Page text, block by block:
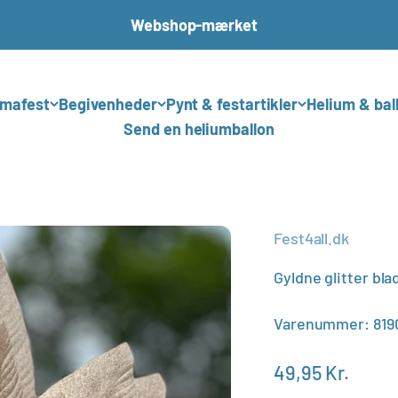
Webshop-mærket
Begivenheder Pynt & festartikler Helium &
Send en heliumballon
Fest4all.dk
Gyldne glitter
Varenummer:
Salgspris
49,95 Kr.